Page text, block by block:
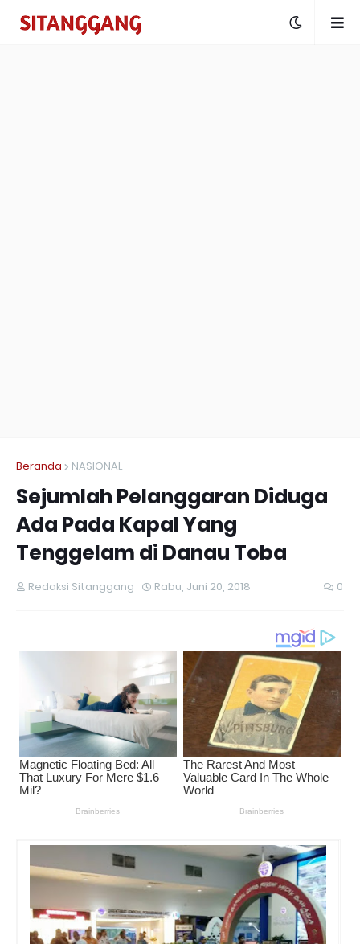
Beranda NASIONAL
Sejumlah Pelanggaran Diduga
Ada Pada Kapal Yang
Tenggelam di Danau Toba
Redaksi Sitanggang Rabu, Juni 20, 2018 0